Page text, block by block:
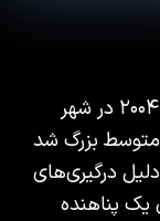
زین الرافعی، بازیگر سوری‌تبار، در ۱۰ اکتبر ۲۰۰۴ در شهر
متوسط بزرگ شد
به دلیل درگیری‌های
یک پناهنده